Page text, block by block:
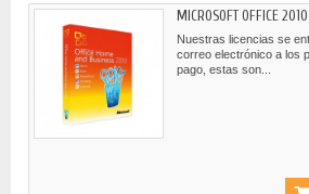
MICROSOFT OFFICE
Nuestras licencias se
correo electrónico a los
pago, estas son...